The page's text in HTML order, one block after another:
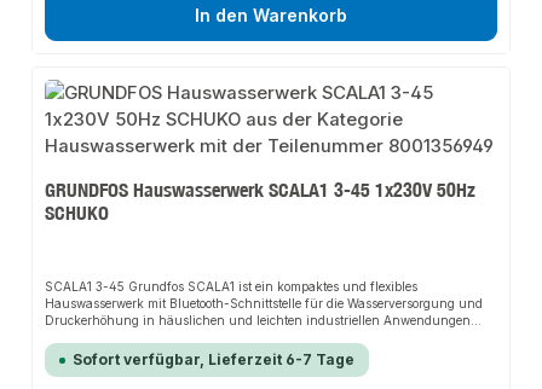
In den Warenkorb
GRUNDFOS Hauswasserwerk SCALA1 3-45 1x230V 50Hz
SCHUKO
SCALA1 3-45 Grundfos SCALA1 ist ein kompaktes und flexibles
Hauswasserwerk mit Bluetooth-Schnittstelle für die Wasserversorgung und
Druckerhöhung in häuslichen und leichten industriellen Anwendungen
erhältliche SCALA1 Doppelpumpen -Set lassen sich zwei Pumpen schnell
und unkompliziert zu einem Doppelpumpensystem (Reserve- oder
Sofort verfügbar, Lieferzeit 6-7 Tage